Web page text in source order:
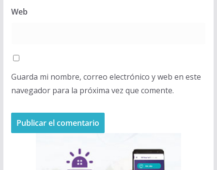
Web
Guarda mi nombre, correo electrónico y web en este
navegador para la próxima vez que comente.